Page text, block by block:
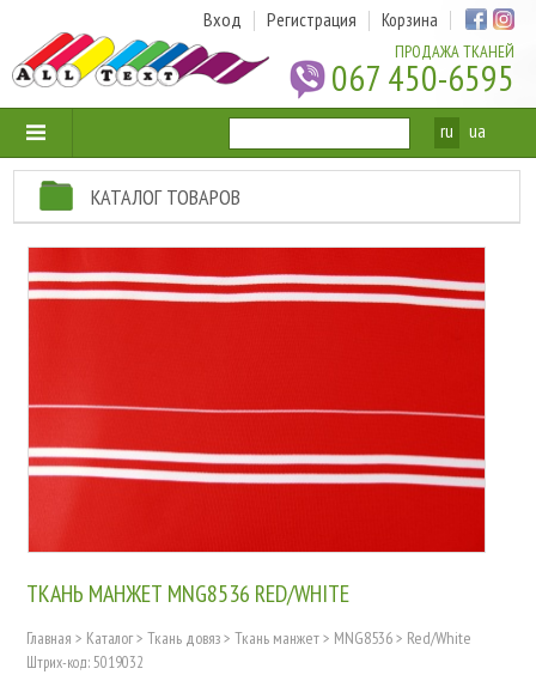
ПРОДАЖА ТКАНЕЙ
067 450-6595
Вход Регистрация Корзина
ru ua
КАТАЛОГ ТОВАРОВ
ТКАНЬ МАНЖЕТ MNG8536 RED/WHITE
Главная > Каталог> Ткань довяз> Ткань манжет> MNG8536> Red/White
Штрих-код: 5019032